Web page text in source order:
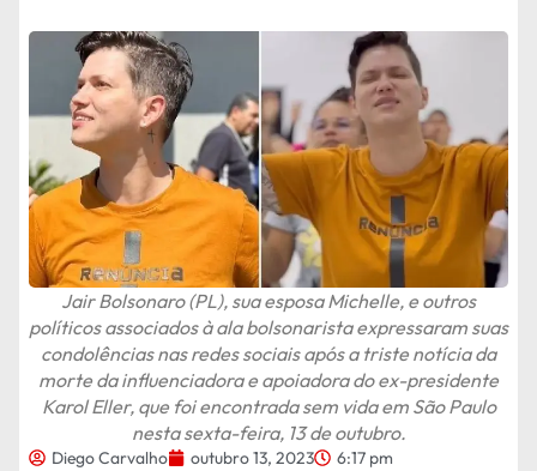
Jair Bolsonaro (PL), sua esposa Michelle, e outros
políticos associados à ala bolsonarista expressaram suas
condolências nas redes sociais após a triste notícia da
morte da influenciadora e apoiadora do ex-presidente
Karol Eller, que foi encontrada sem vida em São Paulo
nesta sexta-feira, 13 de outubro.
Diego Carvalho outubro 13, 2023 6:17 pm